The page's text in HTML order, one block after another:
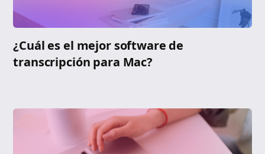
¿Cuál es el mejor software de
transcripción para Mac?